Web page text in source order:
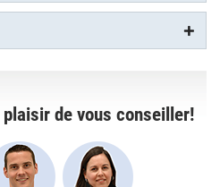
plaisir de vous conseiller!